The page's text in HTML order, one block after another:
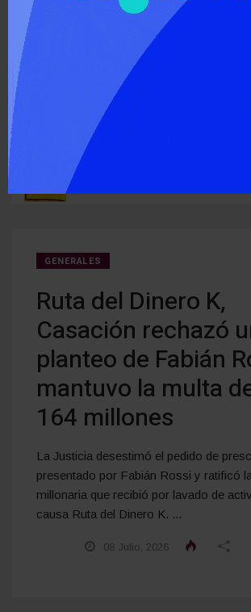
ÚLTIMO MOMENTO :
Detectan cocaína oculta en carne que iba a
GENERALES
Ruta del Dinero K,
Casación rechazó
planteo de Fabián
mantuvo la multa
164 millones
La Justicia desestimó el pedido de
presentado por Fabián Rossi y ratificó
millonaria que recibió por lavado de
causa Ruta del Dinero K. ...
08 Julio, 2026